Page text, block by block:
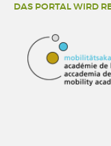
DAS PORTAL WIRD